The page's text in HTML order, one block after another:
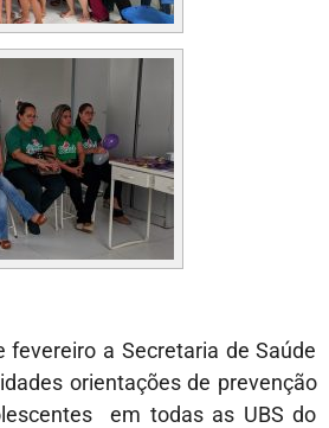
fevereiro a Secretaria de Saúde
orientações de prevenção
em todas as UBS do